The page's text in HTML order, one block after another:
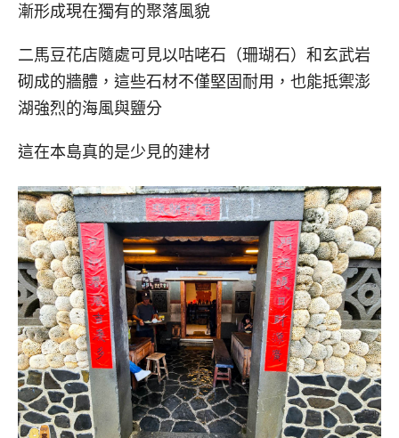
漸形成現在獨有的聚落風貌
二馬豆花店隨處可見以咕咾石（珊瑚石）和玄武岩
砌成的牆體，這些石材不僅堅固耐用，也能抵禦澎
湖強烈的海風與鹽分
這在本島真的是少見的建材